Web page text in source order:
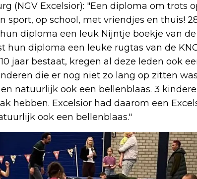
(NGV Excelsior): "Een diploma om trots
sport, op school, met vriendjes en thuis!
diploma een leuk Nijntje boekje van
hun diploma een leuke rugtas van de
jaar bestaat, kregen al deze leden ook
die er nog niet zo lang op zitten
natuurlijk ook een bellenblaas. 3
hebben. Excelsior had daarom een
ook een bellenblaas."